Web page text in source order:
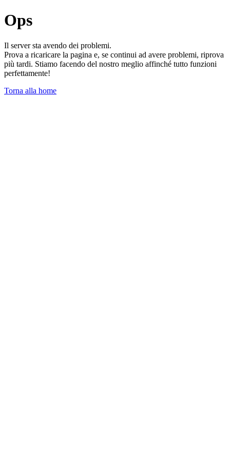
Ops
Il server sta avendo dei problemi.
Prova a ricaricare la pagina e, se continui ad avere problemi, riprova
più tardi. Stiamo facendo del nostro meglio affinché tutto funzioni
perfettamente!
Torna alla home